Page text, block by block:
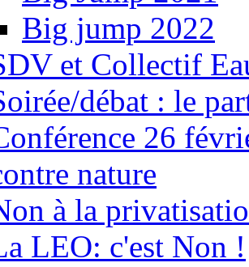
Big jump 2022
et Collectif
débat : le
26
nature
à la
LEO: c'est Non !